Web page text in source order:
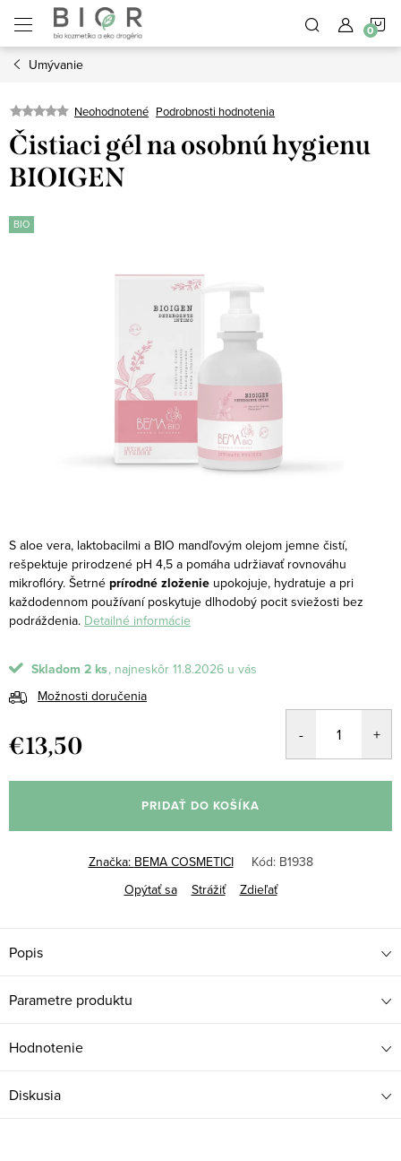
obsah
Umývanie
Neohodnotené Podrobnosti hodnotenia
Čistiaci gél na osobnú hygienu
BIOIGEN
BIO
S aloe vera, laktobacilmi a BIO mandľovým olejom jemne čistí,
rešpektuje prirodzené pH 4,5 a pomáha udržiavať rovnováhu
mikroflóry. Šetrné prírodné zloženie upokojuje, hydratuje a pri
každodennom používaní poskytuje dlhodobý pocit sviežosti bez
podráždenia. Detailné informácie
Skladom 2 ks
11.8.2026
Možnosti doručenia
€13,50
cena:
PRIDAŤ DO KOŠÍKA
Značka: BEMA COSMETICI Kód: B1938
Opýtať sa
Strážiť Zdieľať
Popis
Parametre produktu
Hodnotenie
Diskusia